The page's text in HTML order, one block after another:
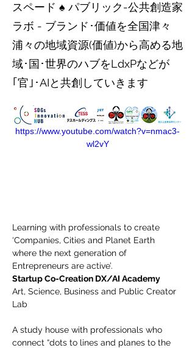
スペード ♠ パブリック-公共創造家
ラボ - ブランド･価値を全国津々
浦々の地域資源(価値)から高める地
域･国･世界のハブをLdxPなどが
｢官｣･AIと共創していきます
https://www.youtube.com/watch?v=nmac3-
wl2vY
Learning with professionals to create
‘Companies, Cities and Planet Earth
where the next generation of
Entrepreneurs are active’.
Startup Co-Creation DX/AI Academy
Art, Science, Business and Public Creator
Lab
A study house with professionals who
connect “dots to lines and planes to the